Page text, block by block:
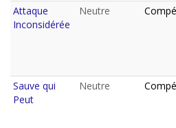
Attaque
Inconsidérée
Neutre
Sauve qui
Peut
Neutre